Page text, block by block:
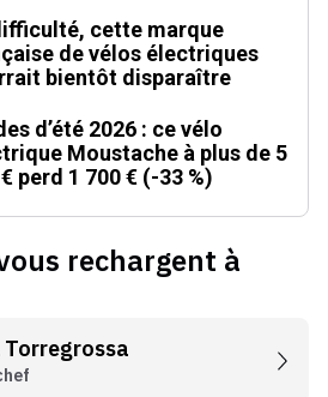
cette marque
de vélos électriques
bientôt disparaître
d’été 2026 : ce vélo
Moustache à plus de 5
perd 1 700 € (-33 %)
rechargent à
Torregrossa